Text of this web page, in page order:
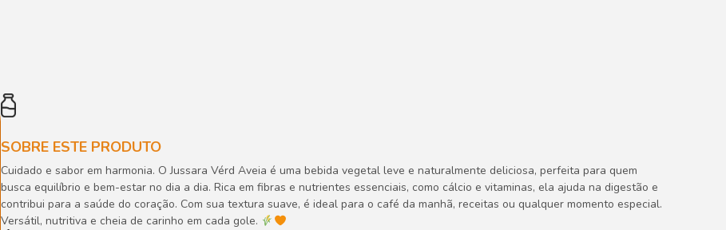
SOBRE ESTE PRODUTO
Cuidado e sabor em harmonia. O Jussara Vérd Aveia é uma bebida vegetal leve e naturalmente deliciosa, perfeita para quem
busca equilíbrio e bem-estar no dia a dia. Rica em fibras e nutrientes essenciais, como cálcio e vitaminas, ela ajuda na digestão e
contribui para a saúde do coração. Com sua textura suave, é ideal para o café da manhã, receitas ou qualquer momento especial.
Versátil, nutritiva e cheia de carinho em cada gole.